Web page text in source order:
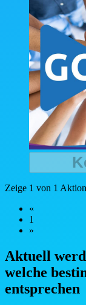
Zeige 1 von 1
«
1
»
Aktuell
welche
entsprechen